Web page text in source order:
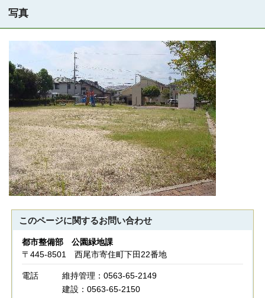
写真
このページに関するお問い合わせ
都市整備部 公園緑地課
〒445-8501 西尾市寄住町下田22番地
電話
維持管理：0563-65-2149
建設：0563-65-2150